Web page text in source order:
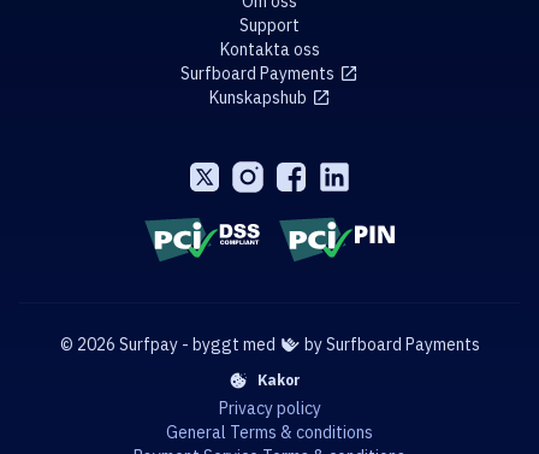
Support
Kontakta oss
Surfboard Payments
Kunskapshub
© 2026 Surfpay - byggt med by Surfboard Payments
Kakor
Privacy policy
General Terms & conditions